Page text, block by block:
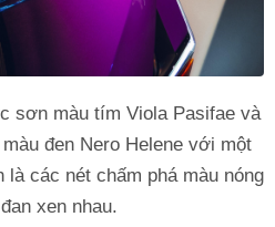
sơn màu tím Viola Pasifae và
đen Nero Helene với một
là các nét chấm phá màu nóng
xen nhau.